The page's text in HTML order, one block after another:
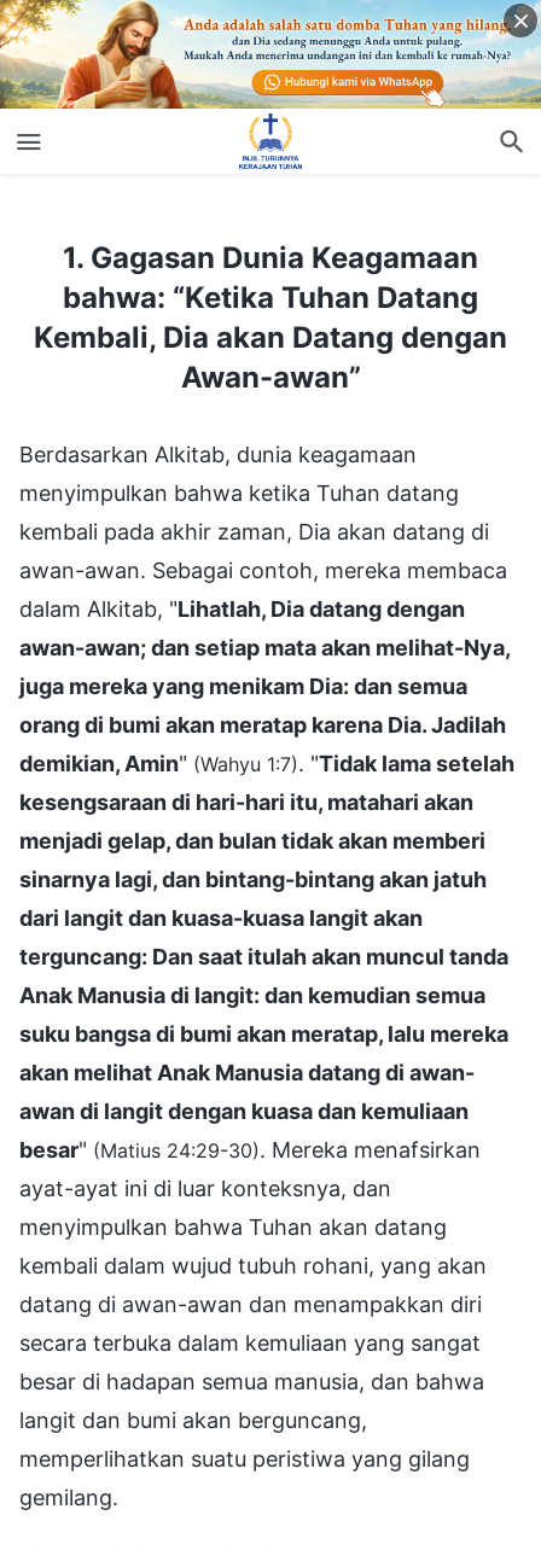
1. Gagasan Dunia Keagamaan
bahwa: “Ketika Tuhan Datang
Kembali, Dia akan Datang dengan
Awan-awan”
Berdasarkan Alkitab, dunia keagamaan
menyimpulkan bahwa ketika Tuhan datang
kembali pada akhir zaman, Dia akan datang di
awan-awan. Sebagai contoh, mereka membaca
dalam Alkitab, "Lihatlah, Dia datang dengan
awan-awan; dan setiap mata akan melihat-Nya,
juga mereka yang menikam Dia: dan semua
orang di bumi akan meratap karena Dia. Jadilah
demikian, Amin" (Wahyu 1:7). "Tidak lama setelah
kesengsaraan di hari-hari itu, matahari akan
menjadi gelap, dan bulan tidak akan memberi
sinarnya lagi, dan bintang-bintang akan jatuh
dari langit dan kuasa-kuasa langit akan
terguncang: Dan saat itulah akan muncul tanda
Anak Manusia di langit: dan kemudian semua
suku bangsa di bumi akan meratap, lalu mereka
akan melihat Anak Manusia datang di awan-
awan di langit dengan kuasa dan kemuliaan
besar" (Matius 24:29-30). Mereka menafsirkan
ayat-ayat ini di luar konteksnya, dan
menyimpulkan bahwa Tuhan akan datang
kembali dalam wujud tubuh rohani, yang akan
datang di awan-awan dan menampakkan diri
secara terbuka dalam kemuliaan yang sangat
besar di hadapan semua manusia, dan bahwa
langit dan bumi akan berguncang,
memperlihatkan suatu peristiwa yang gilang
gemilang.